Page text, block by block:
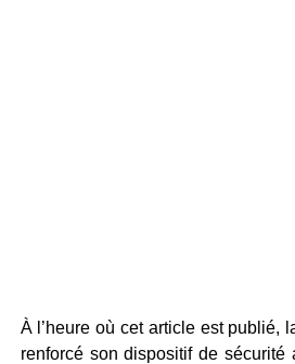
À l’heure où cet article est publié,
renforcé son dispositif de sécurité